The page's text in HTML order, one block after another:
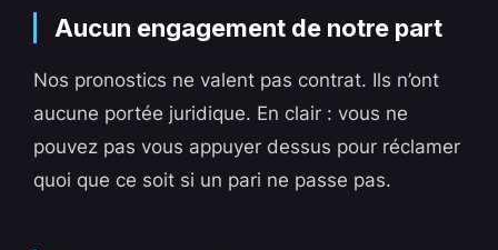
Aucun engagement de notre part
Nos pronostics ne valent pas contrat. Ils n’ont
aucune portée juridique. En clair : vous ne
pouvez pas vous appuyer dessus pour réclamer
quoi que ce soit si un pari ne passe pas.